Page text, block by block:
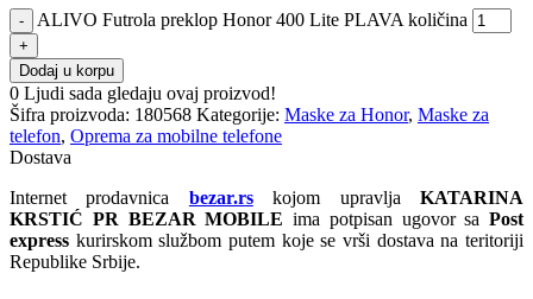
ALIVO Futrola preklop Honor 400 Lite PLAVA količina
Dodaj u korpu
0 Ljudi sada gledaju ovaj proizvod!
Šifra proizvoda: 180568 Kategorije: Maske za Honor, Maske za
telefon, Oprema za mobilne telefone
Dostava
Internet prodavnica bezar.rskojom upravljaKATARINA
KRSTIĆ PR BEZAR MOBILE ima potpisan ugovor sa Post
express kurirskom službom putem koje se vrši dostava na teritoriji
Republike Srbije.